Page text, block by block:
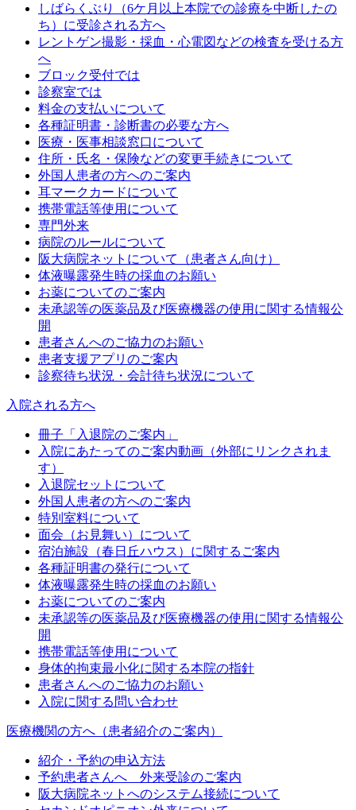
しばらくぶり（6ケ月以上本院での診療を中断したの
ち）に受診される方へ
レントゲン撮影・採血・心電図などの検査を受ける方
へ
ブロック受付では
診察室では
料金の支払いについて
各種証明書・診断書の必要な方へ
医療・医事相談窓口について
住所・氏名・保険などの変更手続きについて
外国人患者の方へのご案内
耳マークカードについて
携帯電話等使用について
専門外来
病院のルールについて
阪大病院ネットについて（患者さん向け）
体液曝露発生時の採血のお願い
お薬についてのご案内
未承認等の医薬品及び医療機器の使用に関する情報公
開
患者さんへのご協力のお願い
患者支援アプリのご案内
診察待ち状況・会計待ち状況について
入院される方へ
冊子「入退院のご案内」
入院にあたってのご案内動画（外部にリンクされま
す）
入退院セットについて
外国人患者の方へのご案内
特別室料について
面会（お見舞い）について
宿泊施設（春日丘ハウス）に関するご案内
各種証明書の発行について
体液曝露発生時の採血のお願い
お薬についてのご案内
未承認等の医薬品及び医療機器の使用に関する情報公
開
携帯電話等使用について
身体的拘束最小化に関する本院の指針
患者さんへのご協力のお願い
入院に関する問い合わせ
医療機関の方へ（患者紹介のご案内）
紹介・予約の申込方法
予約患者さんへ 外来受診のご案内
阪大病院ネットへのシステム接続について